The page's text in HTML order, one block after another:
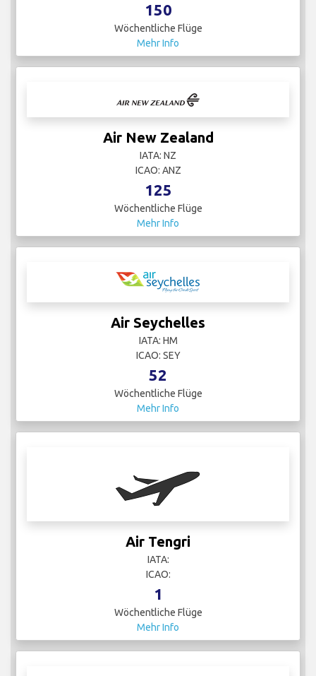
150
Wöchentliche Flüge
Mehr Info
Air New Zealand
IATA: NZ
ICAO: ANZ
125
Wöchentliche Flüge
Mehr Info
Air Seychelles
IATA: HM
ICAO: SEY
52
Wöchentliche Flüge
Mehr Info
Air Tengri
IATA:
ICAO:
1
Wöchentliche Flüge
Mehr Info